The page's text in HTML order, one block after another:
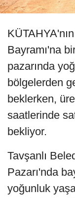
Bayramı'na
pazarında
bölgelerden
beklerken,
saatlerinde
bekliyor.
Tavşanlı
Pazarı'nda
yoğunluk